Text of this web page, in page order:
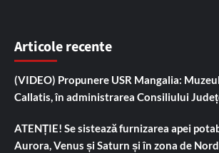
Articole recente
(VIDEO) Propunere USR Mangalia:
Callatis, în administrarea Consiliului
ATENȚIE! Se sistează furnizarea apei
Aurora, Venus și Saturn și în zona de